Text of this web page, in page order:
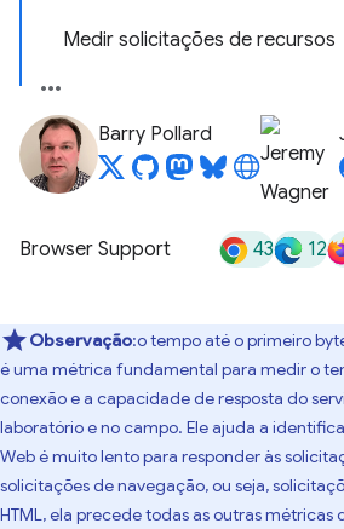
Medir solicitações de recursos
Barry Pollard
Browser Support 43 12
Observação:o tempo até o primeiro
é uma métrica fundamental para medir o
conexão e a capacidade de resposta do
laboratório e no campo. Ele ajuda a
Web é muito lento para responder às
solicitações de navegação, ou seja,
HTML, ela precede todas as outras métricas